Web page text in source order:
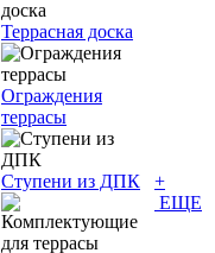
Террасная доска
Ограждения
террасы
Ступени из ДПК
+
ЕЩЕ